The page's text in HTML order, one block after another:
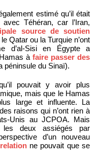
estimé qu’il était
Téhéran, car l’Iran,
source de soutien
Qatar ou la Turquie n’ont
d’al-Sisi en Égypte a
àfaire passer des
péninsule du Sinaï).
pouvait y avoir plus
mais que le Hamas
large et influente. La
raisons qui n’ont rien à
Unis au JCPOA. Mais
les deux assiégés par
d’un nouveau
relationne pouvait que se